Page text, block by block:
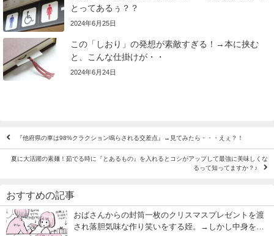
とってあるぅ？？
2024年6月25日
この「しおり」の発想が素敵すぎる！→本に挟む
と、こんな仕掛けが・・
2024年6月24日
『他府県の車は98%クラクション鳴らされる交差点』→見てみたら・・・えぇ？！
夏に大活躍の素麺！茹でる時に『とあるもの』を入れるとコシがアップして最強に美味しくな
るって知ってますか？♪
おすすめの記事
おばさんからの封筒一枚のクリスマスプレゼントを渡
され落胆気味な作り笑いをする姪。→しかし中身を開